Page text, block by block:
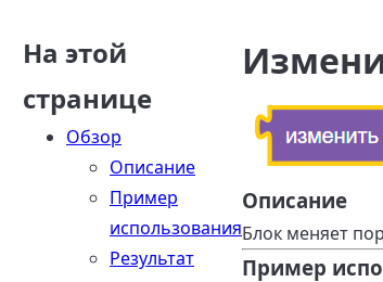
На этой
странице
Обзор
Описание
Пример
использования
Результат
Описание
Блок меняет
Пример